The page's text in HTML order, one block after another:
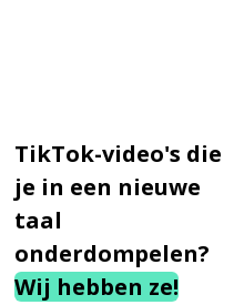
TikTok-video's die
je in een nieuwe
taal
onderdompelen?
Wij hebben ze!